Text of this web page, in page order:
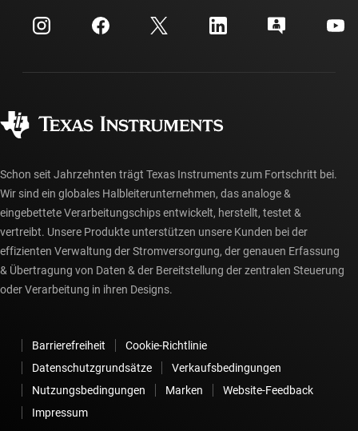
Investorenbeziehungen
Kundensupportzentrum
myTI-Konto FAQs
Häufig gestellte Fragen zu Bestellungen
Schon seit Jahrzehnten trägt Texas Instruments zum Fortschritt bei.
Wir sind ein globales Halbleiterunternehmen, das analoge &
eingebettete Verarbeitungschips entwickelt, herstellt, testet &
vertreibt. Unsere Produkte unterstützen unsere Kunden bei der
effizienten Verwaltung der Stromversorgung, der genauen Erfassung
& Übertragung von Daten & der Bereitstellung der zentralen Steuerung
oder Verarbeitung in ihren Designs.
Barrierefreiheit
Cookie-Richtlinie
Datenschutzgrundsätze
Verkaufsbedingungen
Nutzungsbedingungen
Marken
Website-Feedback
Impressum